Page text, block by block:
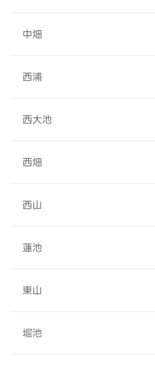
中畑
西浦
西大池
西畑
西山
蓮池
東山
堀池